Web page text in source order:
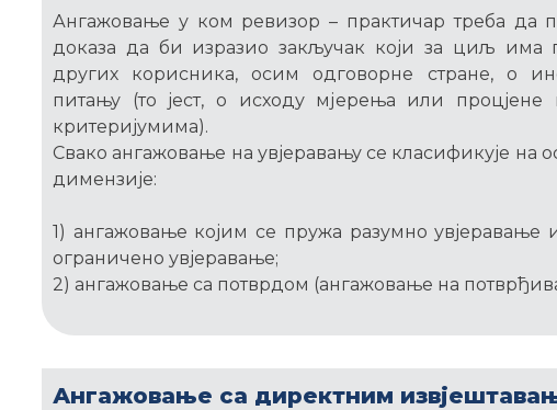
Ангажовање у ком ревизор – практичар треба да
доказа да би изразио закључак који за циљ има
других корисника, осим одговорне стране, о
питању (то јест, о исходу мјерења или
критеријумима).
Свако ангажовање на увјеравању се класификује на
димензије:
1) ангажовање којим се пружа разумно
ограничено увјеравање;
2) ангажовање са потврдом (ангажовање на
Ангажовање са директним